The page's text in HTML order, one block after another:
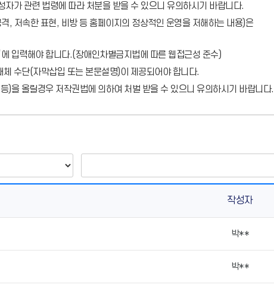
자가 관련 법령에 따라 처분을 받을 수 있으니 유의하시기 바랍니다.
, 저속한 표현, 비방 등 홈페이지의 정상적인 운영을 저해하는 내용)은
입력해야 합니다.(장애인차별금지법에 따른 웹접근성 준수)
수단(자막삽입 또는 본문설명)이 제공되어야 합니다.
)을 올릴경우 저작권법에 의하여 처벌 받을 수 있으니 유의하시기 바랍니다.
작성자
박**
박**